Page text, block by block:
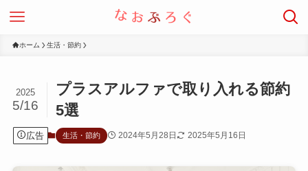
ホーム 生活・節約
プラスアルファで取り入れる節約
5選
2025
5/16
広告 生活・節約 2024年5月28日 2025年5月16日